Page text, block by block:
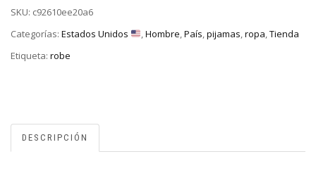
SKU: c92610ee20a6
Categorías: Estados Unidos ,Hombre,País,pijamas,ropa,Tienda
Etiqueta: robe
DESCRIPCIÓN